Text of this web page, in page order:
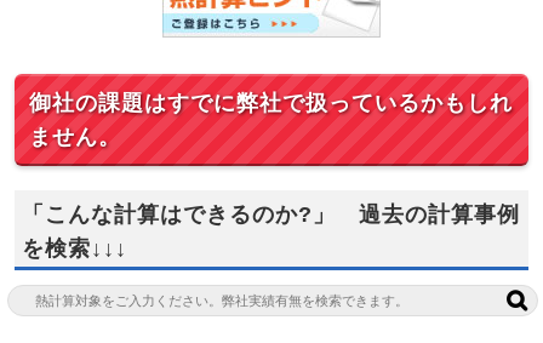
御社の課題はすでに弊社で扱っているかもしれ
ません。
「こんな計算はできるのか?」 過去の計算事例
を検索↓↓↓